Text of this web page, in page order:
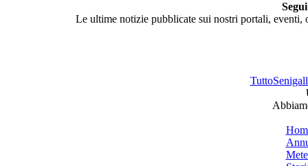
Le ultime notizie pubblicate sui nostri portali,